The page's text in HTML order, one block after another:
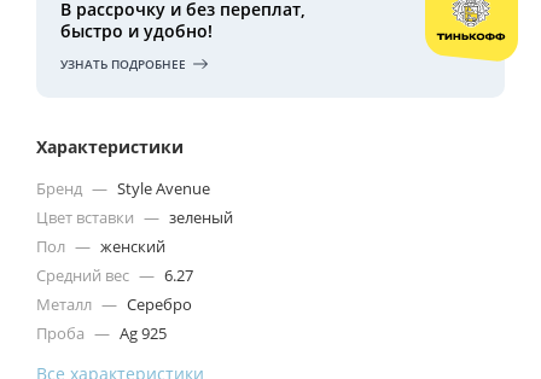
В рассрочку и без переплат,
быстро и удобно!
УЗНАТЬ ПОДРОБНЕЕ
Характеристики
Бренд — Style Avenue
Цвет вставки — зеленый
Пол — женский
Средний вес — 6.27
Металл — Серебро
Проба — Ag 925
Все характеристики